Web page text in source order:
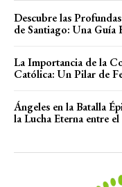
Descubre las
de Santiago: Una Guía
La Importancia de la
Católica: Un Pilar de
Ángeles en la Batalla
la Lucha Eterna entre